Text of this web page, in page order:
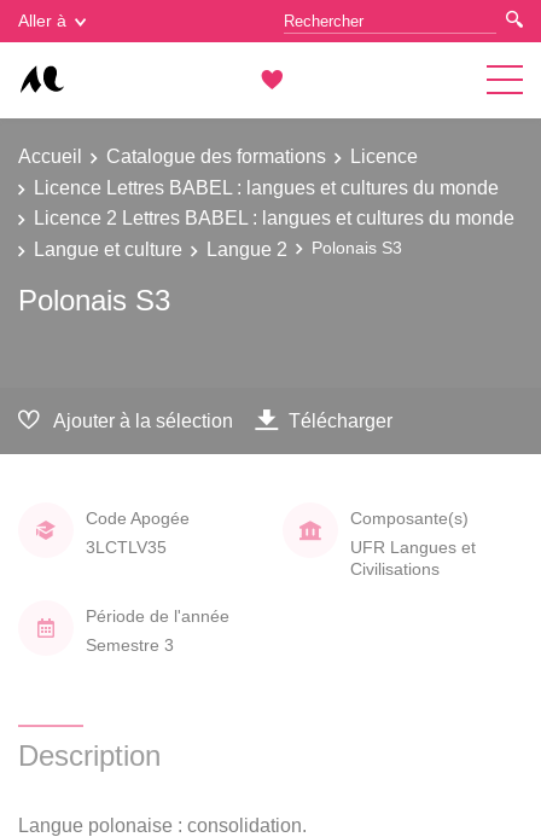
Aller à
Accueil Catalogue des formations
Licence
Licence Lettres BABEL : langues et cultures du monde
Licence 2 Lettres BABEL : langues et cultures du monde
Langue et culture
Langue 2 Polonais S3
Polonais S3
Ajouter à la sélection Télécharger
Code Apogée
3LCTLV35
Composante(s)
UFR Langues et
Civilisations
Période de l'année
Semestre 3
Description
Langue polonaise : consolidation.
Gestion des cookies